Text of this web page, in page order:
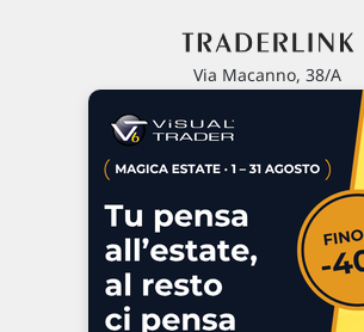
Via Macanno, 38/A
P.IVA 02 452 460 401
Commenti e segnalazioni
Contattaci